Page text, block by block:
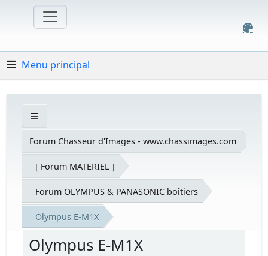
Menu principal
Forum Chasseur d'Images - www.chassimages.com
[ Forum MATERIEL ]
Forum OLYMPUS & PANASONIC boîtiers
Olympus E-M1X
Olympus E-M1X